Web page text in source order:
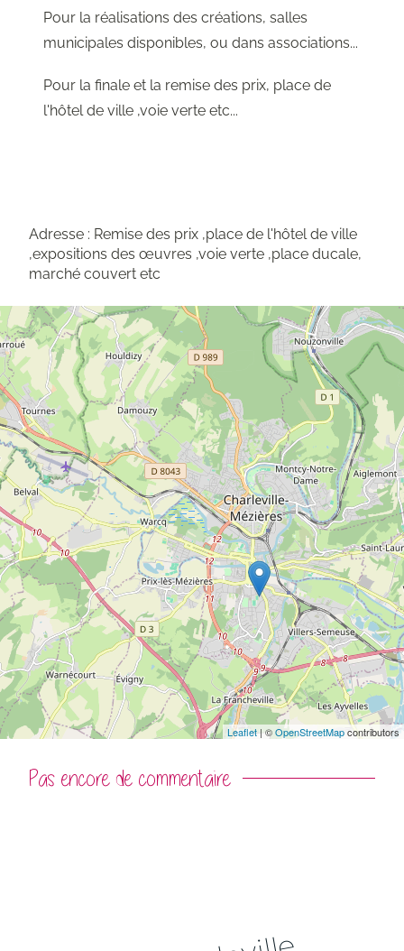
Pour la réalisations des créations, salles
municipales disponibles, ou dans associations...
Pour la finale et la remise des prix, place de
l'hôtel de ville ,voie verte etc...
Carte
projet
Adresse : Remise des prix ,place de l'hôtel de ville
,expositions des œuvres ,voie verte ,place ducale,
marché couvert etc
Leaflet| ©OpenStreetMapcontributors
Pas encore de commentaire